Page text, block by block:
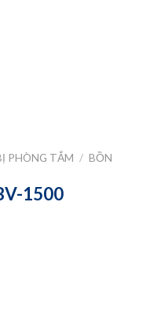
PHÒNG TẮM / BỒN
1500